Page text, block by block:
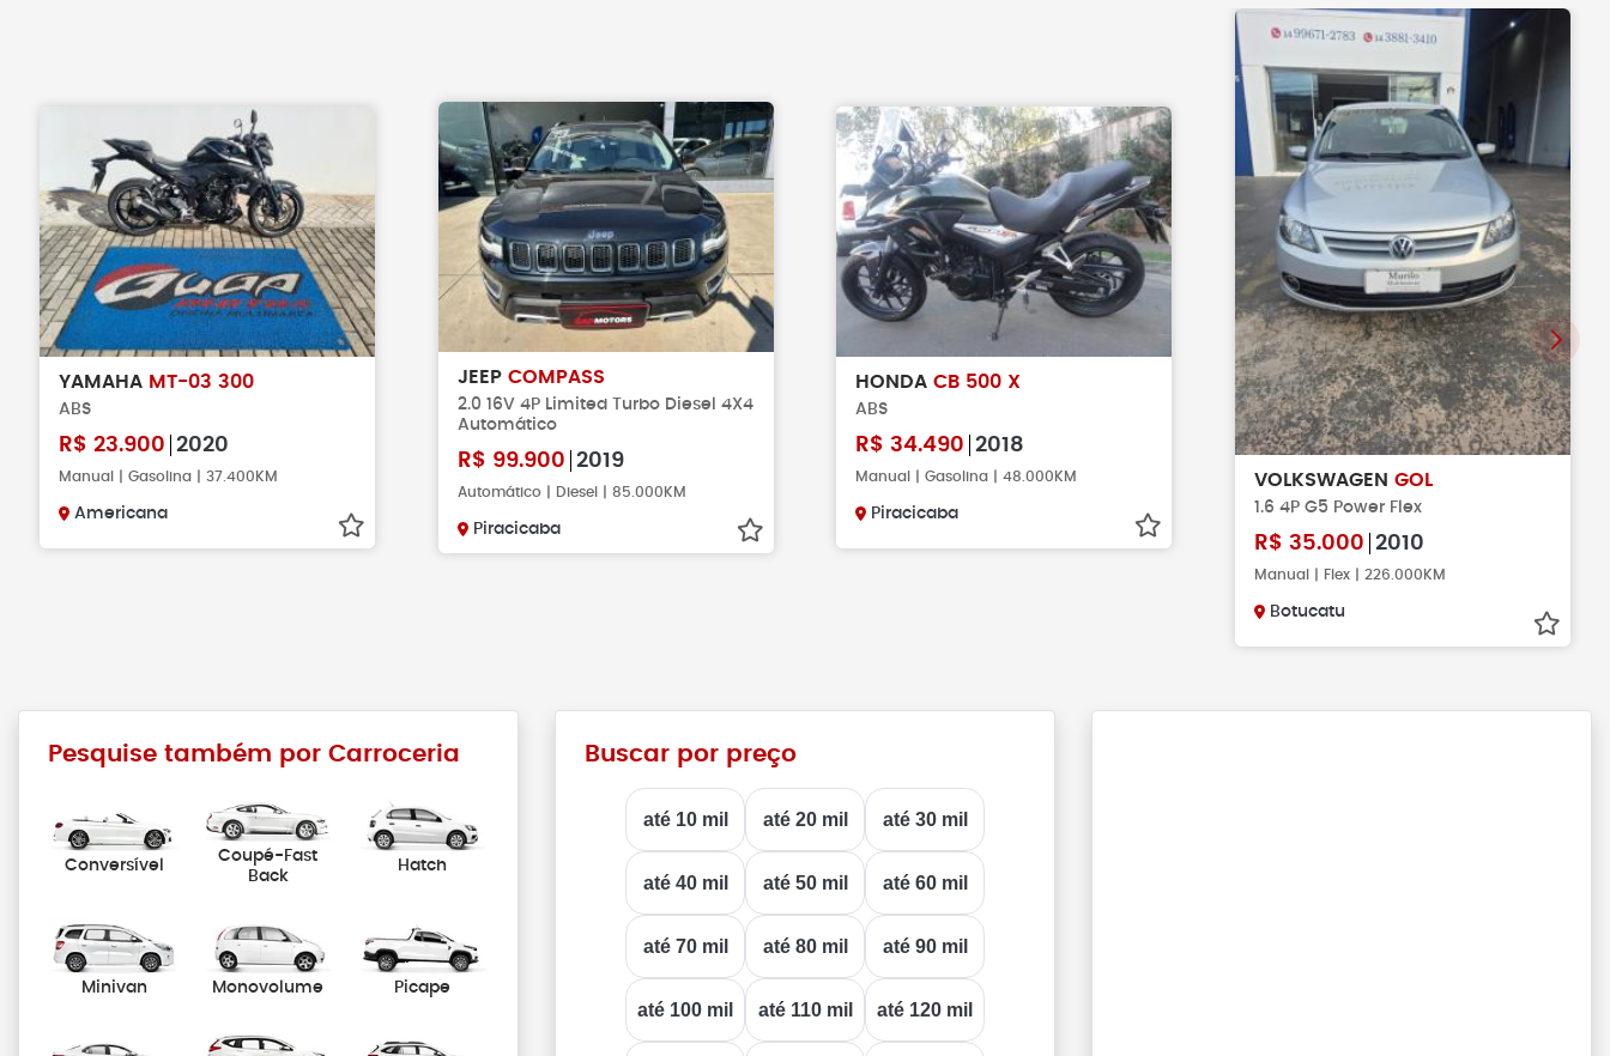
YAMAHA MT-03 300
ABS
R$ 23.900 2020
Manual | Gasolina | 37.400KM
Americana
JEEP COMPASS
2.0 16V 4P Limited Turbo Diesel 4X4
Automático
R$ 99.900 2019
Automático | Diesel | 85.000KM
Piracicaba
HONDACB 500 X
ABS
R$ 34.490 2018
Manual | Gasolina | 48.000KM
Piracicaba
VOLKSWAGEN GOL
1.6 4P G5 Power Flex
R$ 35.000 2010
Manual | Flex | 226.000KM
Botucatu
Pesquise também por Carroceria
Conversível
Coupé-Fast
Back
Hatch
Minivan Monovolume Picape
Buscar por preço
até 10 mil até 20 mil até 30 mil
até 40 mil até 50 mil até 60 mil
até 70 mil até 80 mil até 90 mil
até 100 mil até 110 mil até 120 mil